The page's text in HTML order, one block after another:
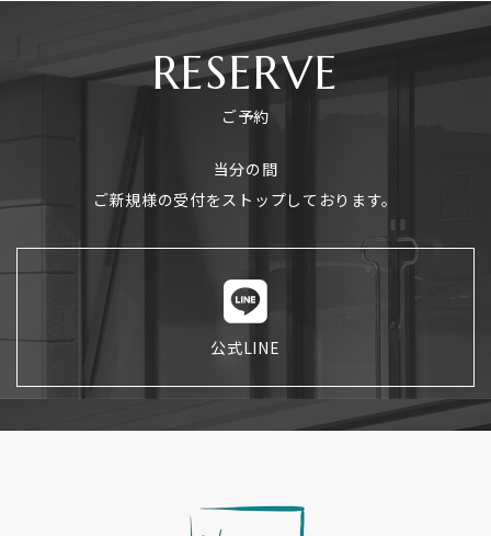
RESERVE
ご予約
当分の間
ご新規様の受付をストップしております。
公式LINE